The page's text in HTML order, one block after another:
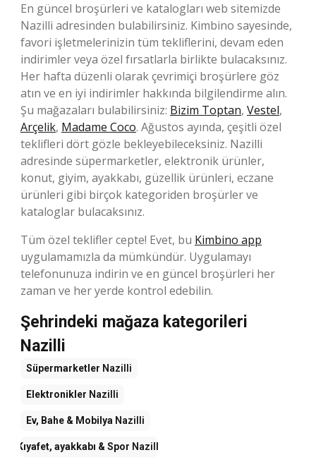
En güncel broşürleri ve katalogları web sitemizde
Nazilli adresinden bulabilirsiniz. Kimbino sayesinde,
favori işletmelerinizin tüm tekliflerini, devam eden
indirimler veya özel fırsatlarla birlikte bulacaksınız.
Her hafta düzenli olarak çevrimiçi broşürlere göz
atın ve en iyi indirimler hakkında bilgilendirme alın.
Şu mağazaları bulabilirsiniz: Bizim Toptan, Vestel,
Arçelik, Madame Coco. Ağustos ayında, çeşitli özel
teklifleri dört gözle bekleyebileceksiniz. Nazilli
adresinde süpermarketler, elektronik ürünler,
konut, giyim, ayakkabı, güzellik ürünleri, eczane
ürünleri gibi birçok kategoriden broşürler ve
kataloglar bulacaksınız.
Tüm özel teklifler cepte! Evet, bu Kimbino app
uygulamamızla da mümkündür. Uygulamayı
telefonunuza indirin ve en güncel broşürleri her
zaman ve her yerde kontrol edebilin.
Şehrindeki mağaza kategorileri
Nazilli
Süpermarketler Nazilli
Elektronikler Nazilli
Ev, Bahe & Mobilya Nazilli
Kıyafet, ayakkabı & Spor Nazilli